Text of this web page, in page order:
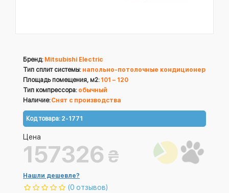
Бренд: Mitsubishi Electric
Тип сплит системы: напольно-потолочные кондиционер
Площадь помещения, м2: 101 – 120
Тип компрессора: обычный
Наличие:Снят с производства
Код товара: 2-1771
Цена
157326 ₴
Нашли дешевле?
(0 отзывов)